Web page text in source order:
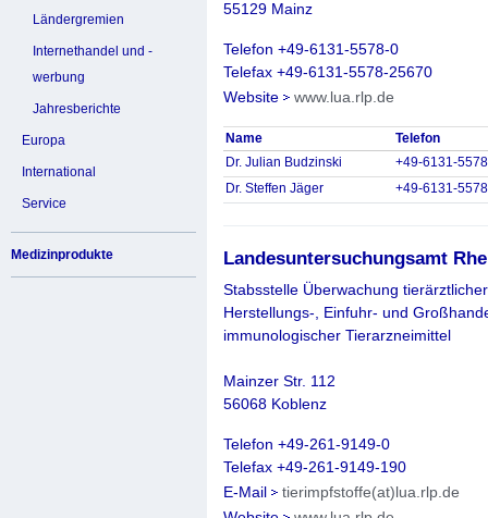
Ländergremien
Internethandel und -
werbung
Jahresberichte
Europa
International
Service
Medizinprodukte
55129 Mainz
Telefon +49-6131-5578-0
Telefax +49-6131-5578-25670
Website
www.lua.rlp.de
Name
Telefon
Dr. Julian Budzinski
+49-6131-
Dr. Steffen Jäger
+49-6131-
Landesuntersuchungsamt
Stabsstelle Überwachung
Herstellungs-, Einfuhr- und
immunologischer Tierarzneimittel
Mainzer Str. 112
56068 Koblenz
Telefon +49-261-9149-0
Telefax +49-261-9149-190
E-Mail
tierimpfstoffe(at)lua.rlp.de